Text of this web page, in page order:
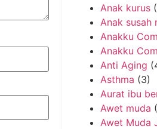
Anak kurus
Anak susah
Anakku
Anakku
Anti Aging
Asthma (3)
Aurat ibu
Awet muda
Awet Muda